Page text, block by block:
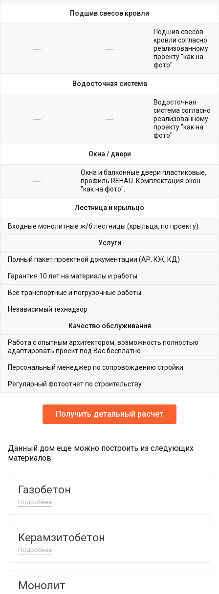
Подшив свесов кровли
Подшив свесов
кровли согласно
реализованному
проекту "как на
фото"
Водосточная система
Водосточная
система согласно
реализованному
проекту "как на
фото"
Окна / двери
Окна и балконные двери пластиковые,
профиль REHAU. Комплектация окон
"как на фото".
Лестница и крыльцо
Входные монолитные ж/б лестницы (крыльца, по проекту)
Услуги
Полный пакет проектной документации (АР, КЖ, КД)
Гарантия 10 лет на материалы и работы
Все транспортные и погрузочные работы
Независимый технадзор
Качество обслуживания
Работа с опытным архитектором, возможность полностью
адаптировать проект под Вас бесплатно
Персональный менеджер по сопровождению стройки
Регулярный фотоотчет по строительству
Получить детальный расчет
Данный дом еще можно построить из следующих
материалов:
Газобетон
Подробнее
Керамзитобетон
Подробнее
Монолит